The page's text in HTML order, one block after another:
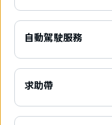
自動駕駛服務
求助帶